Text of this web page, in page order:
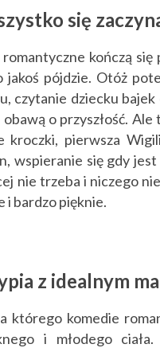
się
kończą
jakoś pójdzie. Otóż
czytanie dziecku
o przyszłość.
kroczki, pierwsza
wspieranie się gdy
nie trzeba i niczego
i bardzo pięknie.
z idealnym
którego komedie
i młodego